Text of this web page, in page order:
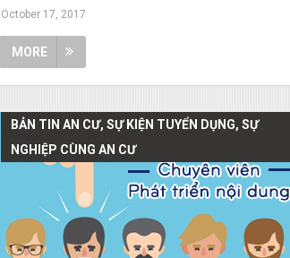
October 17, 2017
MORE
BẢN TIN AN CƯ, SỰ KIỆN TUYỂN DỤNG, SỰ
NGHIỆP CÙNG AN CƯ